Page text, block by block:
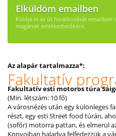
Elküldöm emailben
Küldje el az út hivatkozását emailben
magának emlékeztetőként.
Az alapár tartalmazza*:
Fakultatív
Fakultatív esti motoros túra
(Min. létszám: 10 fő)
A városnézés után egy különleges
részt, egy esti Street food túrán,
(sofőr) motorra pattan, és elmerül
Konvojban haladva felfedezzük a